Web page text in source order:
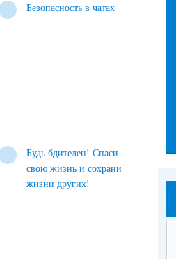
Безопасность в чатах
Будь бдителен! Спаси
свою жизнь и сохрани
жизни других!